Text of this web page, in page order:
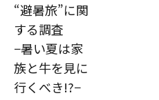
“避暑旅”に関
する調査
−暑い夏は家
族と牛を見に
行くべき!?−